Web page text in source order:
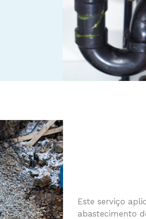
Este serviço
abastecimento